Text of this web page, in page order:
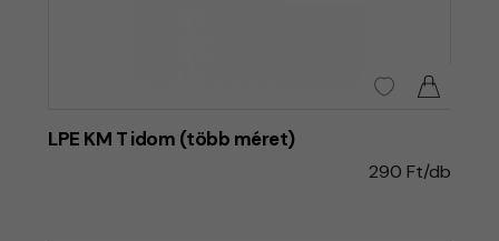
LPE KM T idom (több méret)
290 Ft/db